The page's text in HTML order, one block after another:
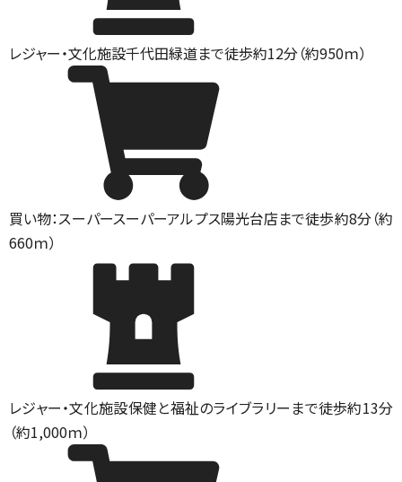
レジャー・文化施設千代田緑道まで徒歩約12分（約950ｍ）
買い物：スーパースーパーアルプス陽光台店まで徒歩約8分（約
660ｍ）
レジャー・文化施設保健と福祉のライブラリーまで徒歩約13分
（約1,000ｍ）